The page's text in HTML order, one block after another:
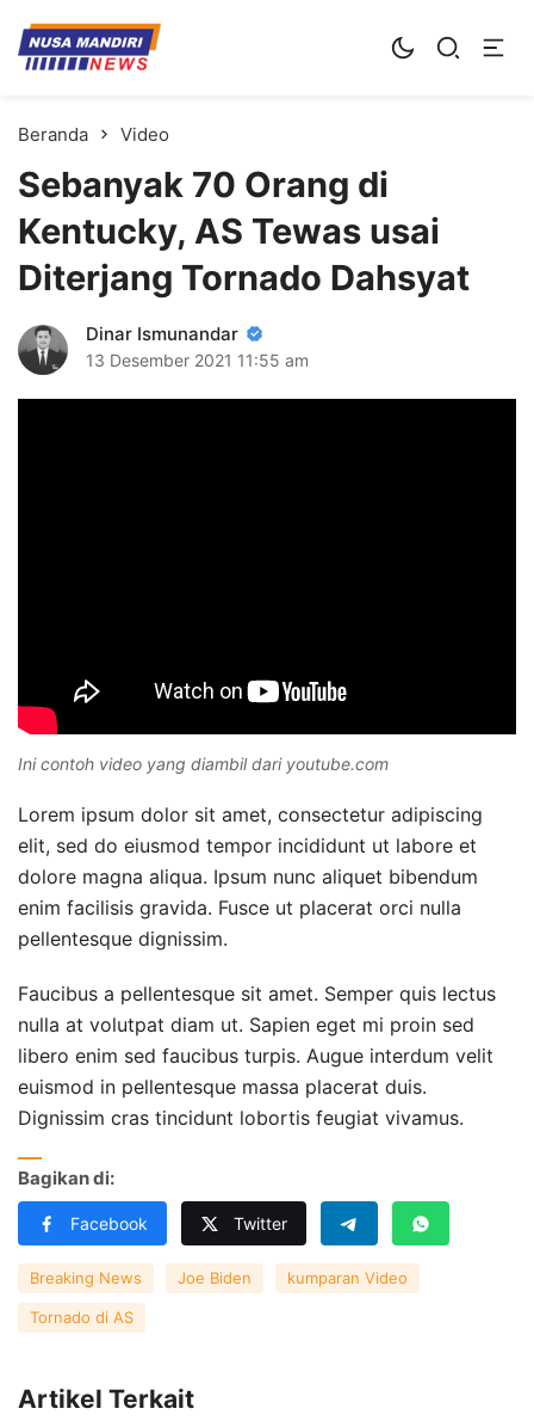
Kampus Digital Bisnis
Universitas Nusa Mandiri
Beranda Video
Sebanyak 70 Orang di
Kentucky, AS Tewas usai
Diterjang Tornado Dahsyat
Dinar Ismunandar
13 Desember 2021 11:55 am
Ini contoh video yang diambil dari youtube.com
Lorem ipsum dolor sit amet, consectetur adipiscing
elit, sed do eiusmod tempor incididunt ut labore et
dolore magna aliqua. Ipsum nunc aliquet bibendum
enim facilisis gravida. Fusce ut placerat orci nulla
pellentesque dignissim.
Faucibus a pellentesque sit amet. Semper quis lectus
nulla at volutpat diam ut. Sapien eget mi proin sed
libero enim sed faucibus turpis. Augue interdum velit
euismod in pellentesque massa placerat duis.
Dignissim cras tincidunt lobortis feugiat vivamus.
Bagikan di:
Facebook Twitter
Breaking News Joe Biden kumparan Video
Tornado di AS
Artikel Terkait